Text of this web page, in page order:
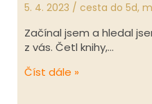
5. 4. 2023 / cesta do 5d,
Začínal jsem a hledal
z vás. Četl knihy,…
Číst dále »